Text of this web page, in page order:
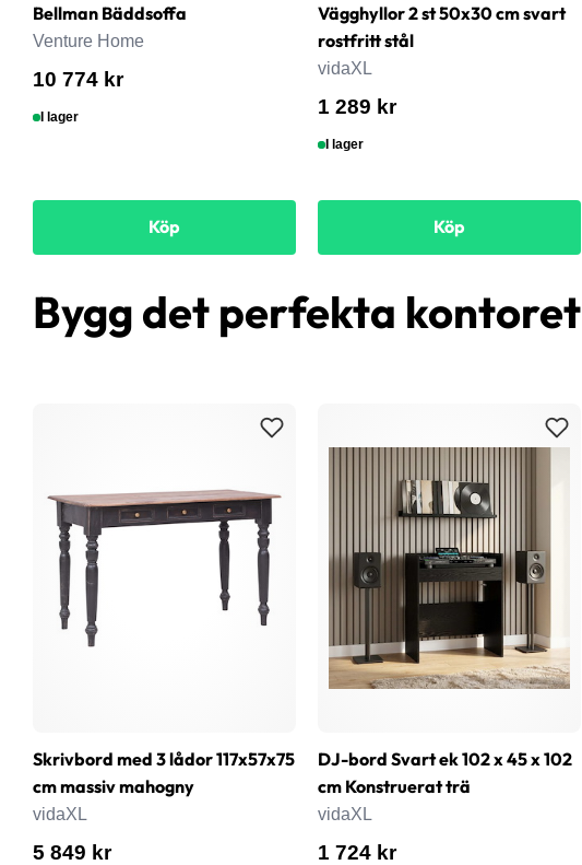
Bellman Bäddsoffa
Venture Home
10 774 kr
I lager
Köp
Vägghyllor 2 st 50x30 cm svart
rostfritt stål
vidaXL
1 289 kr
I lager
Köp
Bygg det perfekta kontoret
Skrivbord med 3 lådor 117x57x75
cm massiv mahogny
vidaXL
5 849 kr
DJ-bord Svart ek 102 x 45 x 102
cm Konstruerat trä
vidaXL
1 724 kr